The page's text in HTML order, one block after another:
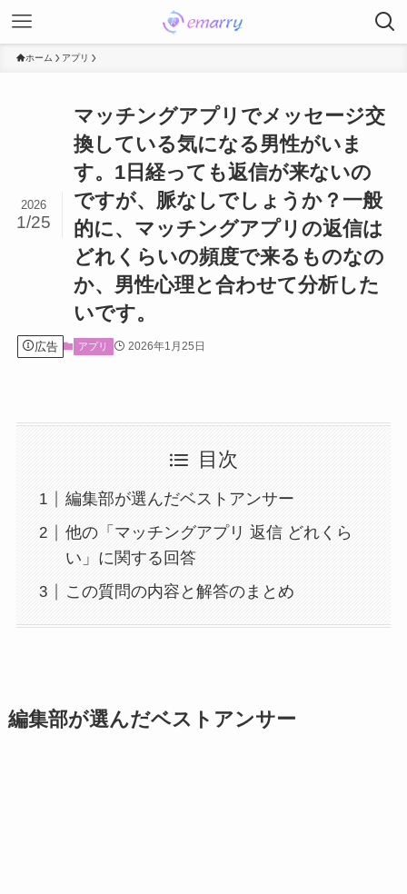
ホーム アプリ
マッチングアプリでメッセージ交
換している気になる男性がいま
す。1日経っても返信が来ないの
ですが、脈なしでしょうか？一般
的に、マッチングアプリの返信は
どれくらいの頻度で来るものなの
か、男性心理と合わせて分析した
いです。
2026
1/25
広告 アプリ 2026年1月25日
目次
編集部が選んだベストアンサー
他の「マッチングアプリ 返信 どれくら
い」に関する回答
この質問の内容と解答のまとめ
編集部が選んだベストアンサー